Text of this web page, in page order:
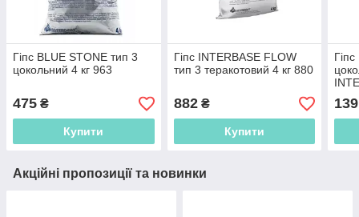
Гіпс BLUE STONE тип 3
цокольний 4 кг 963
475 ₴
Купити
Гіпс INTERBASE FLOW
тип 3 теракотовий 4 кг 880
882₴
Купити
139
Акційні пропозиції та новинки